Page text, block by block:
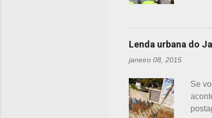
cor
Lenda urbana do
janeiro 08, 2015
Se